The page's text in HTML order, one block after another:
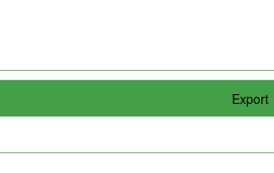
Export